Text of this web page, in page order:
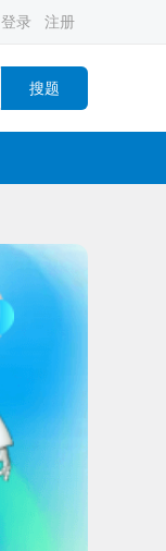
登录 注册
搜题